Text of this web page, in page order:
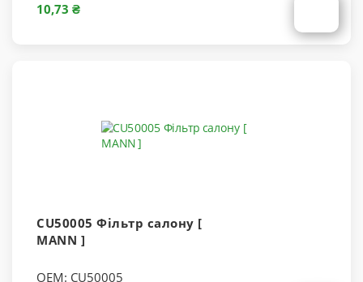
10,73 ₴
CU50005 Фільтр салону [
MANN ]
OEM: CU50005